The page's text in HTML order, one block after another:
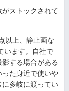
ストックされて
以上、静止画な
います。自社で
する場合がある
った身近で使いや
に多岐に渡ってい